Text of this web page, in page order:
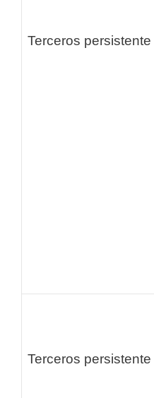
Terceros persistente
Terceros persistente